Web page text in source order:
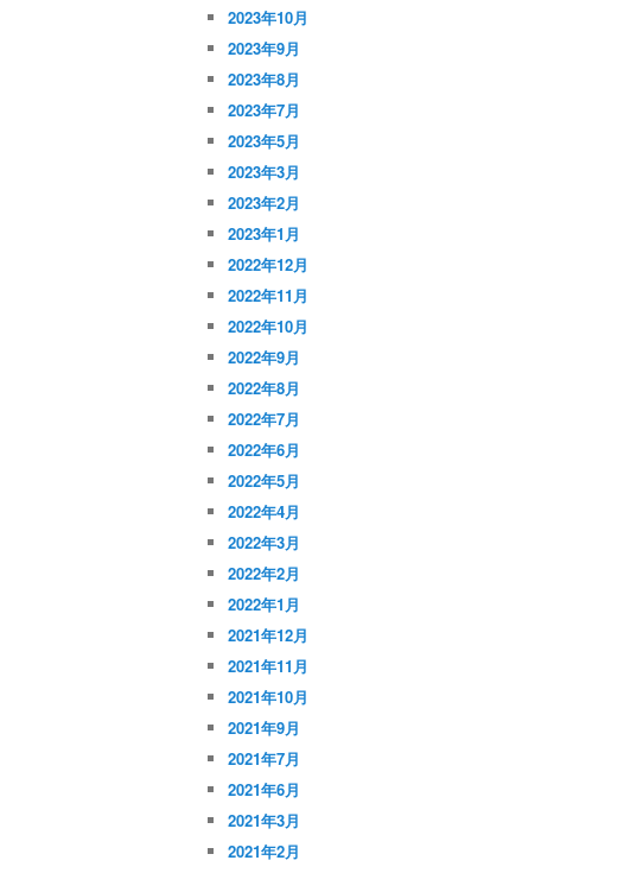
2023年10月
2023年9月
2023年8月
2023年7月
2023年5月
2023年3月
2023年2月
2023年1月
2022年12月
2022年11月
2022年10月
2022年9月
2022年8月
2022年7月
2022年6月
2022年5月
2022年4月
2022年3月
2022年2月
2022年1月
2021年12月
2021年11月
2021年10月
2021年9月
2021年7月
2021年6月
2021年3月
2021年2月